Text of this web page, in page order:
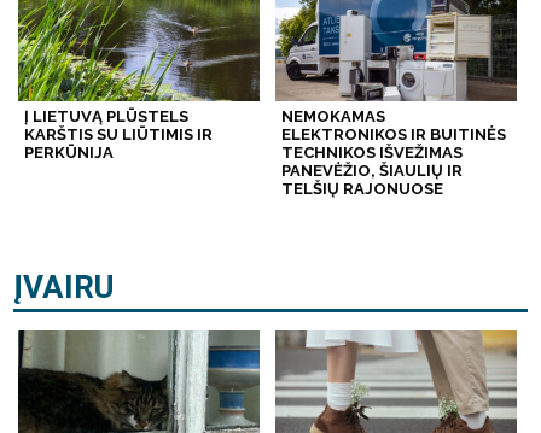
Į LIETUVĄ PLŪSTELS
KARŠTIS SU LIŪTIMIS IR
PERKŪNIJA
NEMOKAMAS
ELEKTRONIKOS IR BUITINĖS
TECHNIKOS IŠVEŽIMAS
PANEVĖŽIO, ŠIAULIŲ IR
TELŠIŲ RAJONUOSE
ĮVAIRU